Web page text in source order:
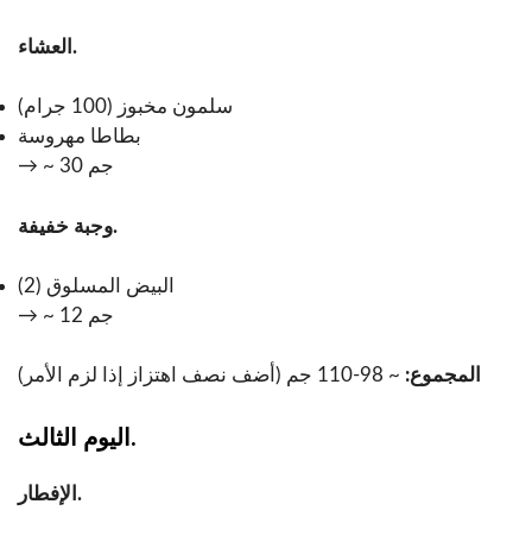
العشاء.
سلمون مخبوز (100 جرام)
بطاطا مهروسة
→ ~ 30 جم
وجبة خفيفة.
البيض المسلوق (2)
→ ~ 12 جم
المجموع: ~ 98-110 جم (أضف نصف اهتزاز إذا لزم الأمر)
اليوم الثالث.
الإفطار.